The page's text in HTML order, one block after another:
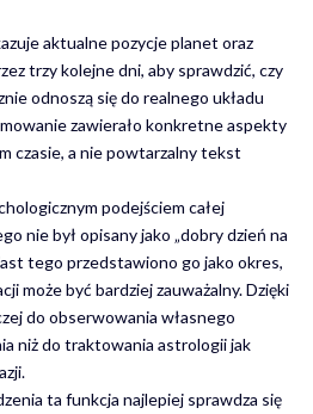
aktualne pozycje planet oraz
trzy kolejne dni, aby sprawdzić, czy
odnoszą się do realnego układu
zawierało konkretne aspekty
czasie, a nie powtarzalny tekst
podejściem całej
nie był opisany jako „dobry dzień na
tego przedstawiono go jako okres,
może być bardziej zauważalny. Dzięki
do obserwowania własnego
niż do traktowania astrologii jak
ta funkcja najlepiej sprawdza się